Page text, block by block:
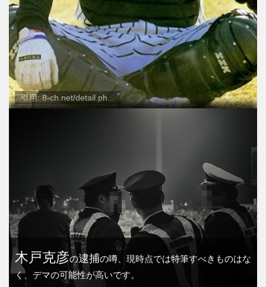
引用: 8-ch.net/detail.ph...
木戸克彦の逮捕の噂、現時点では特筆すべきものはな
く、デマの可能性が高いです。